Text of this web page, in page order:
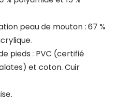
peau de mouton : 67 %
pieds : PVC (certifié
et coton. Cuir